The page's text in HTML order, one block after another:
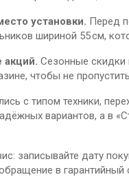
установки. Перед
шириной 55 см,
акций. Сезонные скидки
чтобы не
с типом техники,
вариантов, а в
записывайте дату
в гарантийный